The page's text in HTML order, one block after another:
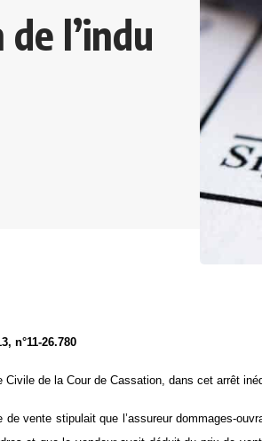
l’indu
n°11-26.780
Civile de la Cour de Cassation, dans cet arrêt
vente stipulait que l’assureur dommages-